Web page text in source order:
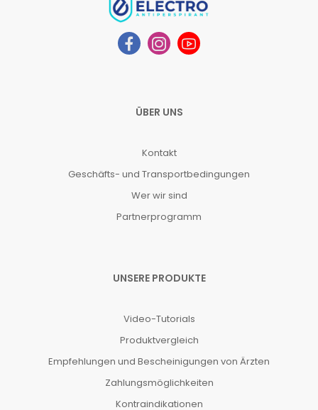
ÜBER UNS
Kontakt
Geschäfts- und Transportbedingungen
Wer wir sind
Partnerprogramm
UNSERE PRODUKTE
Video-Tutorials
Produktvergleich
Empfehlungen und Bescheinigungen von Ärzten
Zahlungsmöglichkeiten
Kontraindikationen